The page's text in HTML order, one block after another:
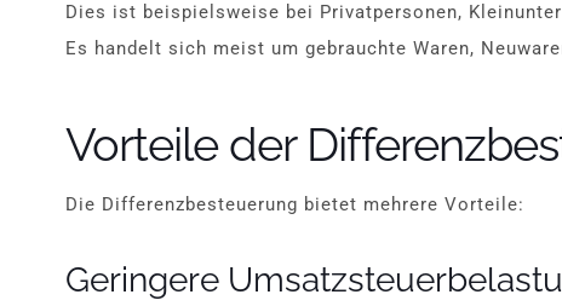
Dies ist beispielsweise bei Privatpersonen,
Es handelt sich meist um gebrauchte Waren,
Vorteile der
Die Differenzbesteuerung bietet mehrere Vorteile:
Geringere